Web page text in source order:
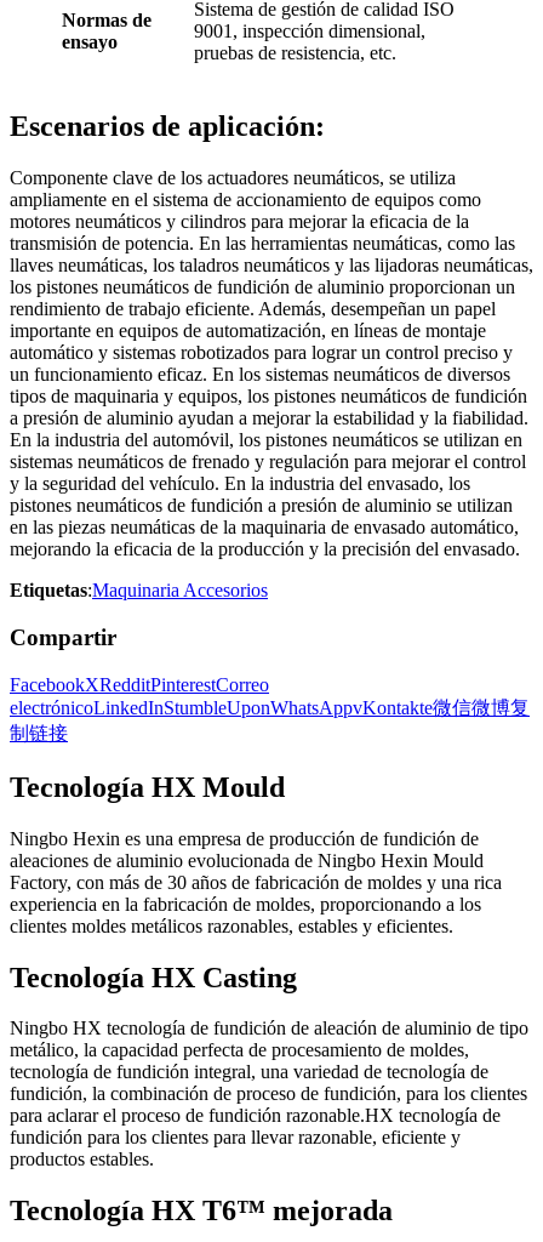
Normas de
ensayo
Sistema de gestión de calidad ISO
9001, inspección dimensional,
pruebas de resistencia, etc.
Escenarios de aplicación:
Componente clave de los actuadores neumáticos, se utiliza
ampliamente en el sistema de accionamiento de equipos como
motores neumáticos y cilindros para mejorar la eficacia de la
transmisión de potencia. En las herramientas neumáticas, como las
llaves neumáticas, los taladros neumáticos y las lijadoras neumáticas,
los pistones neumáticos de fundición de aluminio proporcionan un
rendimiento de trabajo eficiente. Además, desempeñan un papel
importante en equipos de automatización, en líneas de montaje
automático y sistemas robotizados para lograr un control preciso y
un funcionamiento eficaz. En los sistemas neumáticos de diversos
tipos de maquinaria y equipos, los pistones neumáticos de fundición
a presión de aluminio ayudan a mejorar la estabilidad y la fiabilidad.
En la industria del automóvil, los pistones neumáticos se utilizan en
sistemas neumáticos de frenado y regulación para mejorar el control
y la seguridad del vehículo. En la industria del envasado, los
pistones neumáticos de fundición a presión de aluminio se utilizan
en las piezas neumáticas de la maquinaria de envasado automático,
mejorando la eficacia de la producción y la precisión del envasado.
Etiquetas:Maquinaria Accesorios
Compartir
FacebookXRedditPinterestCorreo
electrónicoLinkedInStumbleUponWhatsAppvKontakte微信微博复
制链接
Tecnología HX Mould
Ningbo Hexin es una empresa de producción de fundición de
aleaciones de aluminio evolucionada de Ningbo Hexin Mould
Factory, con más de 30 años de fabricación de moldes y una rica
experiencia en la fabricación de moldes, proporcionando a los
clientes moldes metálicos razonables, estables y eficientes.
Tecnología HX Casting
Ningbo HX tecnología de fundición de aleación de aluminio de tipo
metálico, la capacidad perfecta de procesamiento de moldes,
tecnología de fundición integral, una variedad de tecnología de
fundición, la combinación de proceso de fundición, para los clientes
para aclarar el proceso de fundición razonable.HX tecnología de
fundición para los clientes para llevar razonable, eficiente y
productos estables.
Tecnología HX T6™ mejorada